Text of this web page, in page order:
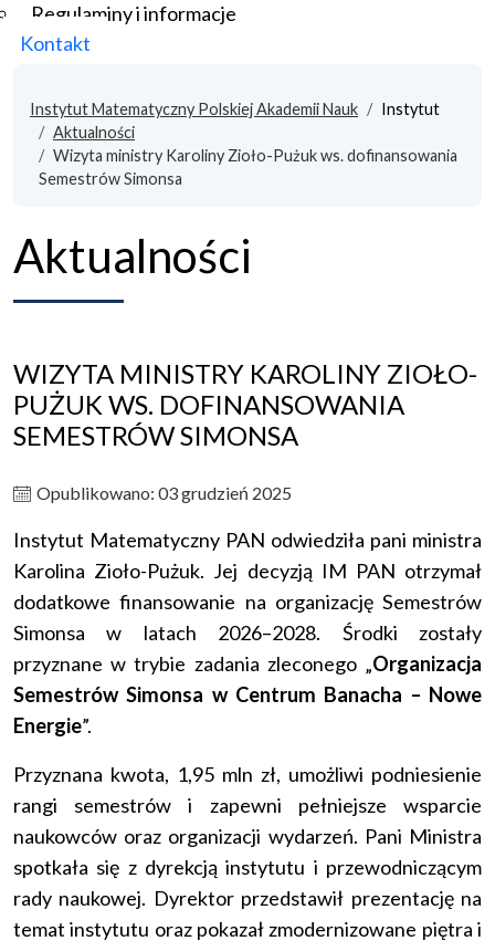
Regulaminy i informacje
Kontakt
Instytut Matematyczny Polskiej Akademii Nauk
Instytut
Aktualności
Wizyta ministry Karoliny Zioło-Pużuk ws. dofinansowania
Semestrów Simonsa
Aktualności
WIZYTA MINISTRY KAROLINY ZIOŁO-
PUŻUK WS. DOFINANSOWANIA
SEMESTRÓW SIMONSA
Opublikowano: 03 grudzień 2025
Instytut Matematyczny PAN odwiedziła pani ministra
Karolina Zioło-Pużuk. Jej decyzją IM PAN otrzymał
dodatkowe finansowanie na organizację Semestrów
Simonsa w latach 2026–2028. Środki zostały
przyznane w trybie zadania zleconego „Organizacja
Semestrów Simonsa w Centrum Banacha – Nowe
Energie”.
Przyznana kwota, 1,95 mln zł, umożliwi podniesienie
rangi semestrów i zapewni pełniejsze wsparcie
naukowców oraz organizacji wydarzeń. Pani Ministra
spotkała się z dyrekcją instytutu i przewodniczącym
rady naukowej. Dyrektor przedstawił prezentację na
temat instytutu oraz pokazał zmodernizowane piętra i